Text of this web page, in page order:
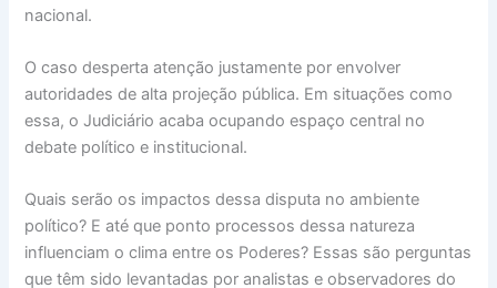
nacional.
O caso desperta atenção justamente por envolver
autoridades de alta projeção pública. Em situações como
essa, o Judiciário acaba ocupando espaço central no
debate político e institucional.
Quais serão os impactos dessa disputa no ambiente
político? E até que ponto processos dessa natureza
influenciam o clima entre os Poderes? Essas são perguntas
que têm sido levantadas por analistas e observadores do